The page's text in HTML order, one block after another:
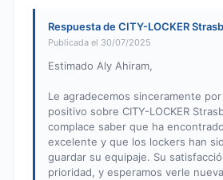
Respuesta de CITY-LOCKER
Publicada el 30/07/2025
Estimado Aly Ahiram,
Le agradecemos sinceramente
positivo sobre CITY-LOCKER
complace saber que ha
excelente y que los lockers han
guardar su equipaje. Su
prioridad, y esperamos verle